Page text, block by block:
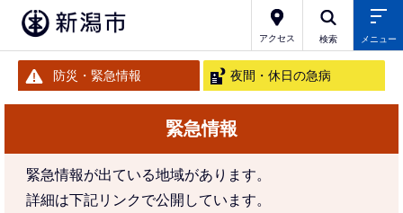
アクセス 検索 メニュー
防災・緊急情報 夜間・休日の急病
緊急情報
緊急情報が出ている地域があります。
詳細は下記リンクで公開しています。